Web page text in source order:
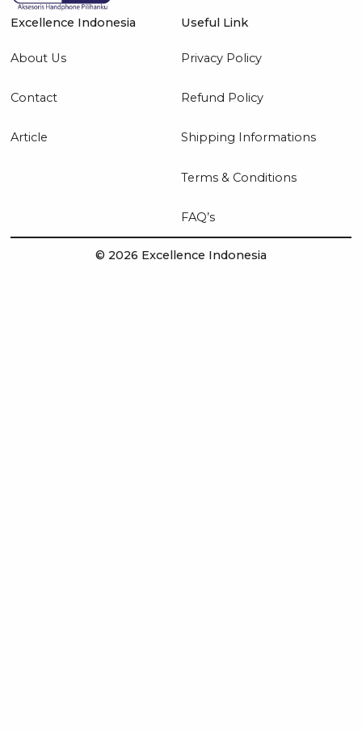
Excellence Indonesia
About Us
Contact
Article
Useful Link
Privacy Policy
Refund Policy
Shipping Informations
Terms & Conditions
FAQ’s
© 2026 Excellence Indonesia